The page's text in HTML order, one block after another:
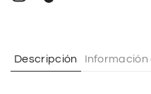
i
Descripción